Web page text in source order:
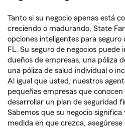
Tanto si su negocio apenas está
creciendo o madurando, State
opciones inteligentes para seguro
FL. Su seguro de negocios puede
dueños de empresas, una póliza
una póliza de salud individual o
Al igual que usted, nuestros
pequeñas empresas que
desarrollar un plan de seguridad
Sabemos que su negocio
medida en que crezca,